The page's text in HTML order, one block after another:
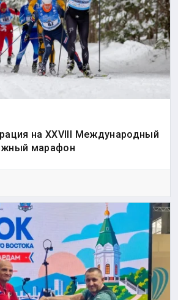
на XXVIII Международный
марафон